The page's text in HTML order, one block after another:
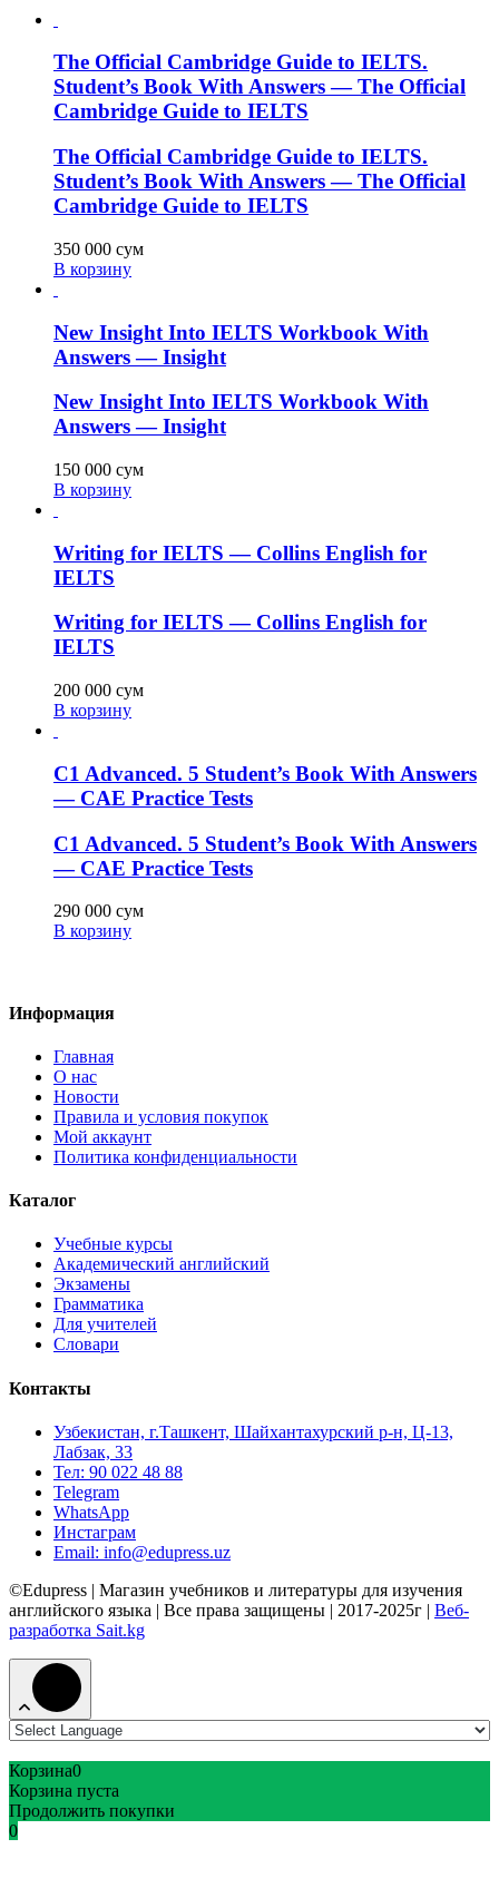
The Official Cambridge Guide to IELTS.
Student’s Book With Answers — The Official
Cambridge Guide to IELTS
The Official Cambridge Guide to IELTS.
Student’s Book With Answers — The Official
Cambridge Guide to IELTS
350 000 сум
В корзину
New Insight Into IELTS Workbook With
Answers — Insight
New Insight Into IELTS Workbook With
Answers — Insight
150 000 сум
В корзину
Writing for IELTS — Collins English for
IELTS
Writing for IELTS — Collins English for
IELTS
200 000 сум
В корзину
C1 Advanced. 5 Student’s Book With Answers
— CAE Practice Tests
C1 Advanced. 5 Student’s Book With Answers
— CAE Practice Tests
290 000 сум
В корзину
Информация
Главная
О нас
Новости
Правила и условия покупок
Мой аккаунт
Политика конфиденциальности
Каталог
Учебные курсы
Академический английский
Экзамены
Грамматика
Для учителей
Словари
Контакты
Узбекистан, г.Ташкент, Шайхантахурский р-н, Ц-13,
Лабзак, 33
Тел: 90 022 48 88
Telegram
WhatsApp
Инстаграм
Email: info@edupress.uz
©Edupress | Магазин учебников и литературы для изучения
английского языка | Все права защищены | 2017-2025г | Веб-
разработка Sait.kg
Корзина0
Корзина пуста
Продолжить покупки
0